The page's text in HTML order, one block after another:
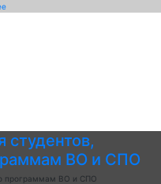
ВО и СПО
программам ВО и СПО